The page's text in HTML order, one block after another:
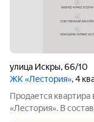
улица Искры,66/10
ЖК «Лестория», 4
Продается
«Лестория». В